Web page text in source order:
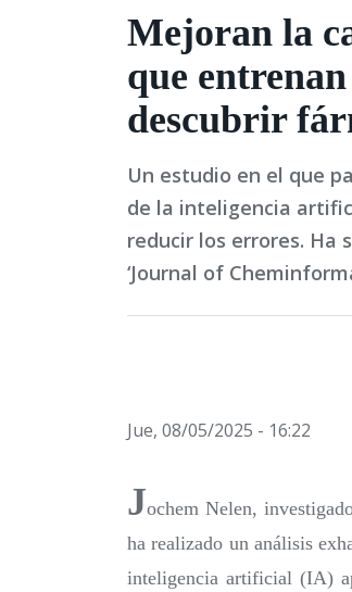
Mejoran la
que
descubrir
Un estudio en el que
de la inteligencia
reducir los errores. Ha
‘Journal of
Jue, 08/05/2025 - 16:22
Jochem Nelen,
ha realizado un análisis
inteligencia artificial (IA)